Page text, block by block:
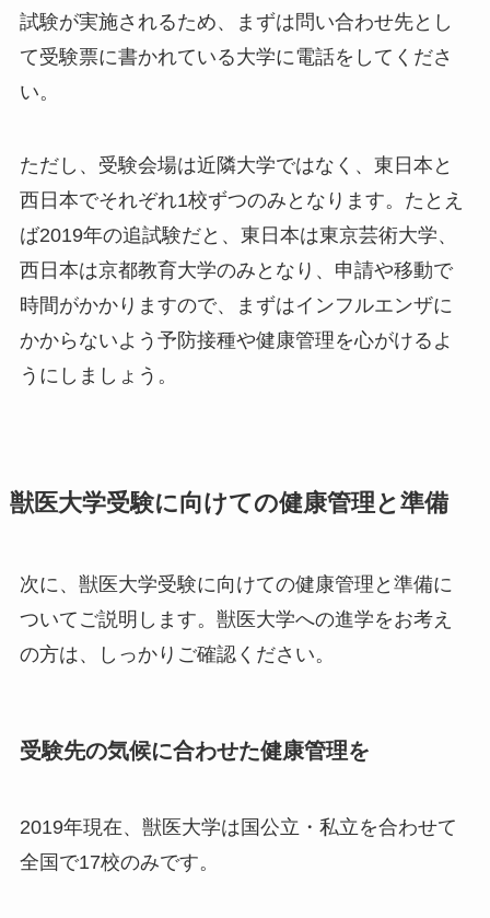
試験が実施されるため、まずは問い合わせ先とし
て受験票に書かれている大学に電話をしてくださ
い。
ただし、受験会場は近隣大学ではなく、東日本と
西日本でそれぞれ1校ずつのみとなります。たとえ
ば2019年の追試験だと、東日本は東京芸術大学、
西日本は京都教育大学のみとなり、申請や移動で
時間がかかりますので、まずはインフルエンザに
かからないよう予防接種や健康管理を心がけるよ
うにしましょう。
獣医大学受験に向けての健康管理と準備
次に、獣医大学受験に向けての健康管理と準備に
ついてご説明します。獣医大学への進学をお考え
の方は、しっかりご確認ください。
受験先の気候に合わせた健康管理を
2019年現在、獣医大学は国公立・私立を合わせて
全国で17校のみです。